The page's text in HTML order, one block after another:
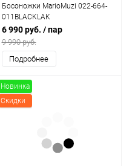
Босоножки MarioMuzi 022-664-
011BLACKLAK
6 990 руб. / пар
9 990 руб.
Подробнее
Новинка
Скидки